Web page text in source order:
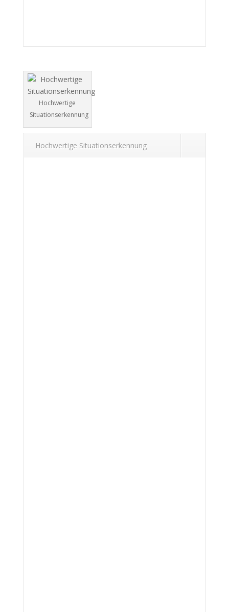
Hochwertige
Situationserkennung
Hochwertige Situationserkennung